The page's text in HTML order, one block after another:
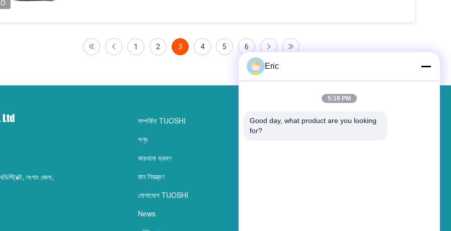
1 2 3 4 5 6
Ltd
লংগাং জেলা,
সম্পর্কিত TUOSHI
পণ্য
কারখানা ভ্রমণ
মান নিয়ন্ত্রণ
যোগাযোগ TUOSHI
News
একটি বার্তা রেখে যান
Eric
5:19 PM
Good day, what product are you looking
for?